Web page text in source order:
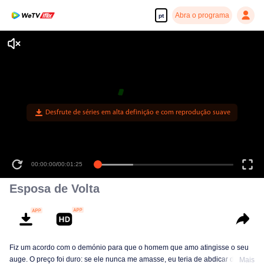
pt Abra o programa
Desfrute de séries em alta definição e com reprodução suave
00:00:00/00:01:25
Esposa de Volta
Fiz um acordo com o demónio para que o homem que amo atingisse o seu
auge. O preço foi duro: se ele nunca me amasse, eu teria de abdicar da
Mais